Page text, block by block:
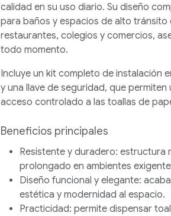
calidad en su uso diario. Su diseño
para baños y espacios de alto tránsito
restaurantes, colegios y comercios,
todo momento.
Incluye un kit completo de instalación
y una llave de seguridad, que permiten
acceso controlado a las toallas de
Beneficios principales
Resistente y duradero: estructura
prolongado en ambientes
Diseño funcional y elegante:
estética y modernidad al espacio.
Practicidad: permite dispensar